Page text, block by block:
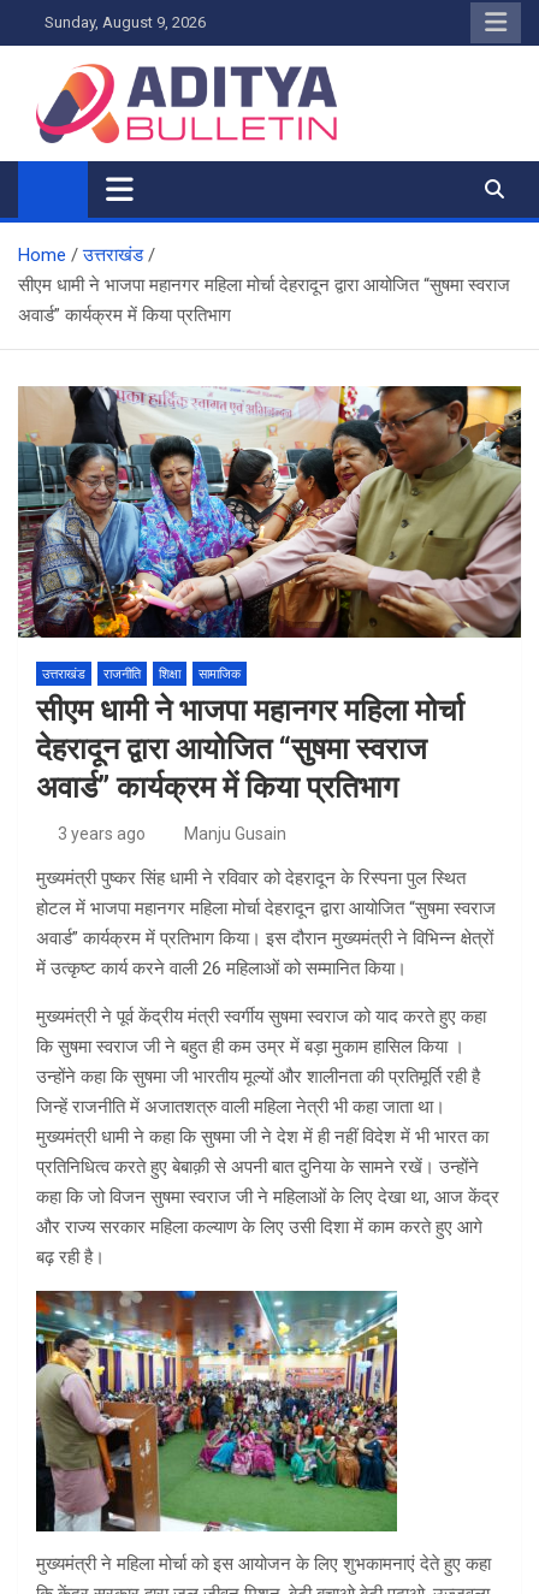
to
Sunday, August 9, 2026
Home
उत्तराखंड
सीएम धामी ने भाजपा महानगर महिला मोर्चा देहरादून द्वारा आयोजित “सुषमा स्वराज
अवार्ड” कार्यक्रम में किया प्रतिभाग
उत्तराखंड राजनीति शिक्षा सामाजिक
सीएम धामी ने भाजपा महानगर महिला मोर्चा
देहरादून द्वारा आयोजित “सुषमा स्वराज
अवार्ड” कार्यक्रम में किया प्रतिभाग
3 years ago Manju Gusain
मुख्यमंत्री पुष्कर सिंह धामी ने रविवार को देहरादून के रिस्पना पुल स्थित
होटल में भाजपा महानगर महिला मोर्चा देहरादून द्वारा आयोजित “सुषमा स्वराज
अवार्ड” कार्यक्रम में प्रतिभाग किया। इस दौरान मुख्यमंत्री ने विभिन्न क्षेत्रों
में उत्कृष्ट कार्य करने वाली 26 महिलाओं को सम्मानित किया।
मुख्यमंत्री ने पूर्व केंद्रीय मंत्री स्वर्गीय सुषमा स्वराज को याद करते हुए कहा
कि सुषमा स्वराज जी ने बहुत ही कम उम्र में बड़ा मुकाम हासिल किया ।
उन्होंने कहा कि सुषमा जी भारतीय मूल्यों और शालीनता की प्रतिमूर्ति रही है
जिन्हें राजनीति में अजातशत्रु वाली महिला नेत्री भी कहा जाता था।
मुख्यमंत्री धामी ने कहा कि सुषमा जी ने देश में ही नहीं विदेश में भी भारत का
प्रतिनिधित्व करते हुए बेबाक़ी से अपनी बात दुनिया के सामने रखें। उन्होंने
कहा कि जो विजन सुषमा स्वराज जी ने महिलाओं के लिए देखा था, आज केंद्र
और राज्य सरकार महिला कल्याण के लिए उसी दिशा में काम करते हुए आगे
बढ़ रही है।
मुख्यमंत्री ने महिला मोर्चा को इस आयोजन के लिए शुभकामनाएं देते हुए कहा